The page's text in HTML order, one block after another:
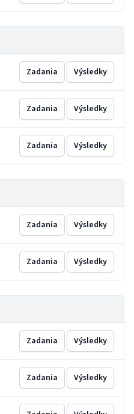
Zadania Výsledky
Zadania Výsledky
Zadania Výsledky
Zadania Výsledky
Zadania Výsledky
Zadania Výsledky
Zadania Výsledky